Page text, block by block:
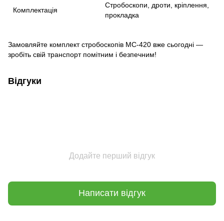
Комплектація
Стробоскопи, дроти, кріплення,
прокладка
Замовляйте комплект стробоскопів МС-420 вже сьогодні —
зробіть свій транспорт помітним і безпечним!
Відгуки
Додайте перший відгук
Написати відгук